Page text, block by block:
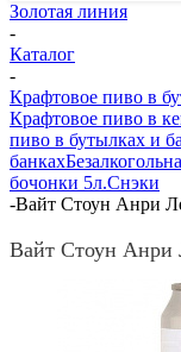
Золотая линия
-
Каталог
-
Крафтовое пиво в
Крафтовое пиво в
пиво в бутылках и
банках
бочонки 5л.Снэки
-Вайт Стоун Анри
Вайт Стоун Анри